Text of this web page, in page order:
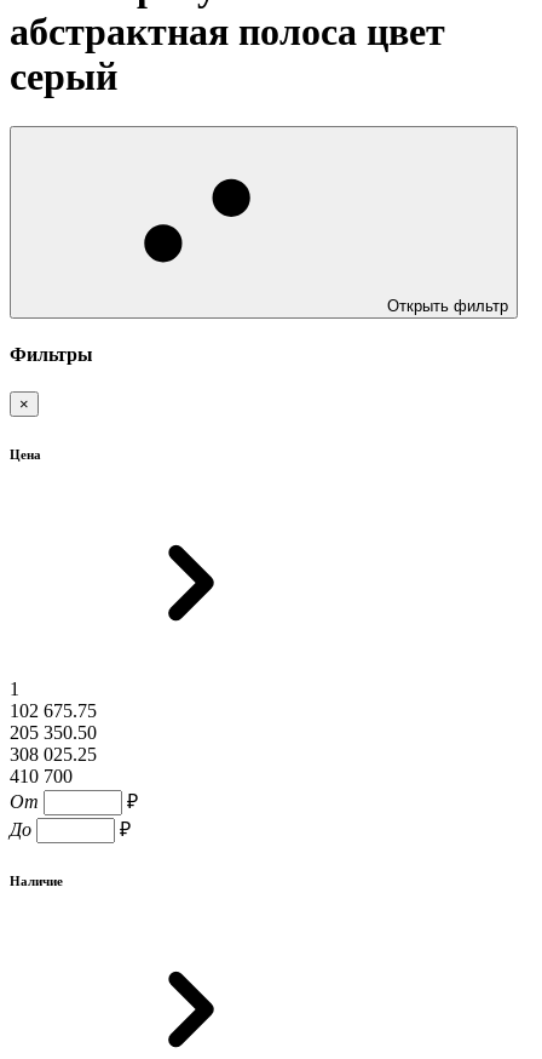
абстрактная полоса цвет
серый
Открыть фильтр
Фильтры
×
Цена
1
102 675.75
205 350.50
308 025.25
410 700
От
₽
До
₽
Наличие